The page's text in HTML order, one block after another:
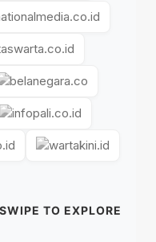
TO EXPLORE